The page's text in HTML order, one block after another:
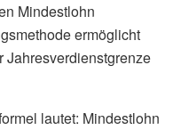
Mindestlohn
ermöglicht
Jahresverdienstgrenze
lautet: Mindestlohn